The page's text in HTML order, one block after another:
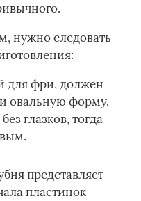
нужно следовать
для фри, должен
овальную форму.
глазков, тогда
представляет
пластинок